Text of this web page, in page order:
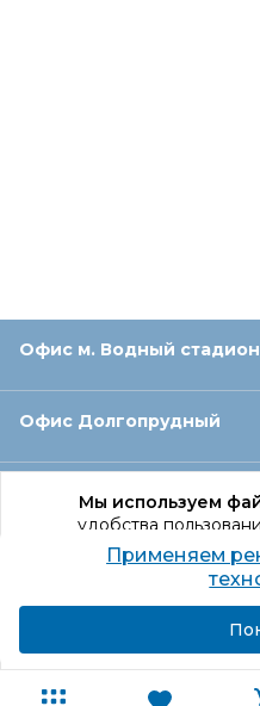
Мы используем
удобства
качества
Продолжая
согласие на
Офис м. Водный стадион
Офис Долгопрудный
Офис Санкт‑Петербург
Оформление заказа
Применяем